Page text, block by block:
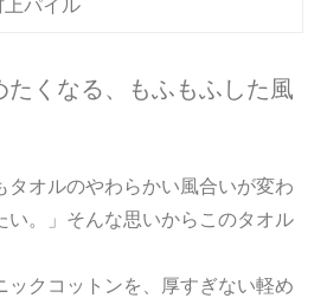
上パイル
たくなる、もふもふした風
タオルのやわらかい風合いが変わ
い。」そんな思いからこのタオル
ックコットンを、厚すぎない軽め